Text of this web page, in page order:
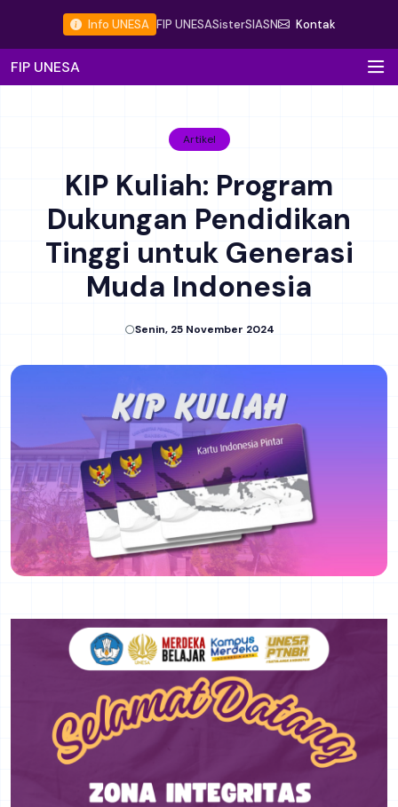
Info UNESA FIP UNESASisterSIASN Kontak
FIP UNESA
Artikel
KIP Kuliah: Program
Dukungan Pendidikan
Tinggi untuk Generasi
Muda Indonesia
Senin, 25 November 2024